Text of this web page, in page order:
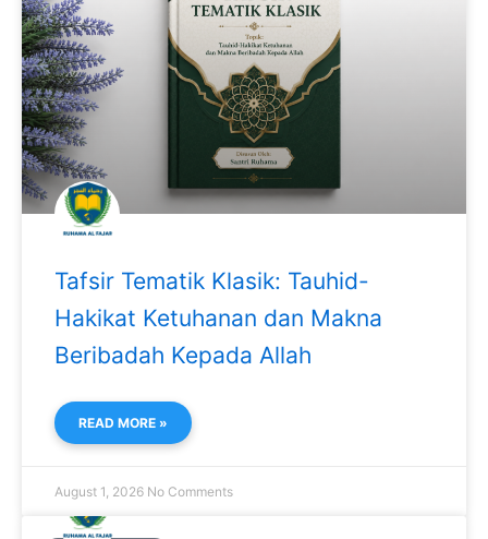
Tafsir Tematik Klasik: Tauhid-
Hakikat Ketuhanan dan Makna
Beribadah Kepada Allah
READ MORE »
August 1, 2026 No Comments